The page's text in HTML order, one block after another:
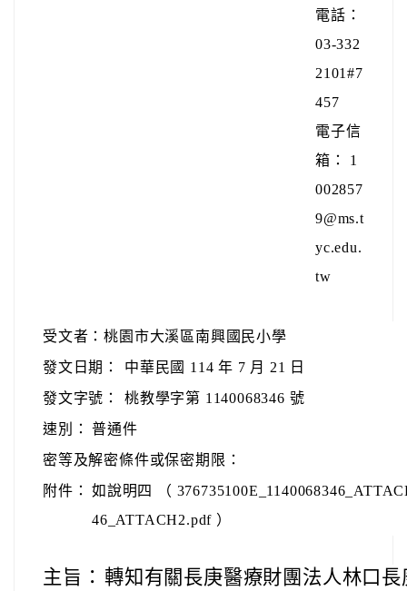
電話：
03-332
2101#7
457
電子信
箱： 1
002857
9@ms.t
yc.edu.
tw
受文者：桃園市大溪區南興國民小學
發文日期：
中華民國 114 年 7 月 21 日
發文字號：
桃教學字第 1140068346 號
速別： 普通件
密等及解密條件或保密期限：
附件： 如說明四 （
46_ATTACH2.pdf ）
主旨： 轉知有關長庚醫療財團法人林口